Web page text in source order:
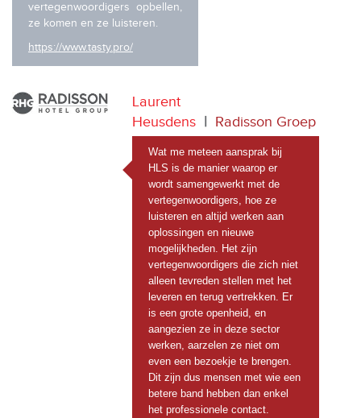
vertegenwoordigers opbellen,
ze komen en ze luisteren.
https://www.tasty.pro/
Laurent
Heusdens
Radisson Groep
Wat me meteen aansprak bij
HLS is de manier waarop er
wordt samengewerkt met de
vertegenwoordigers, hoe ze
luisteren en altijd werken aan
oplossingen en nieuwe
mogelijkheden. Het zijn
vertegenwoordigers die zich niet
alleen tevreden stellen met het
leveren en terug vertrekken. Er
is een grote openheid, en
aangezien ze in deze sector
werken, aarzelen ze niet om
even een bezoekje te brengen.
Dit zijn dus mensen met wie een
betere band hebben dan enkel
het professionele contact.